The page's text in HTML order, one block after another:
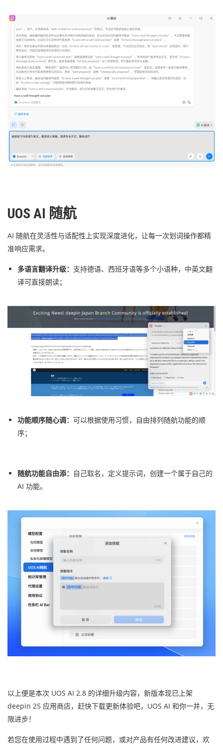
UOS AI 随航
AI 随航在灵活性与适配性上实现深度进化，让每一次划词操作都精
准响应需求。
多语言翻译升级： 支持德语、西班牙语等多个小语种，中英文翻
译可直接朗读；
功能顺序随心调： 可以根据使用习惯，自由排列随航功能的顺
序；
随航功能自由添： 自己取名，定义提示词，创建一个属于自己的
AI 功能。
以上便是本次 UOS AI 2.8 的详细升级内容，新版本现已上架
deepin 25 应用商店，赶快下载更新体验吧，UOS AI 和你一并，无
限进步！
若您在使用过程中遇到了任何问题，或对产品有任何改进建议，欢